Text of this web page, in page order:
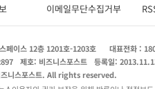
보 이메일무단수집거부
페이스 12층 1201호-1203호 대표전화 :
제호: 비즈니스포스트 등록일:
니스포스트. All rights reserved.